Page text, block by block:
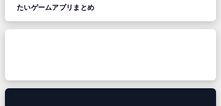
たいゲームアプリまとめ